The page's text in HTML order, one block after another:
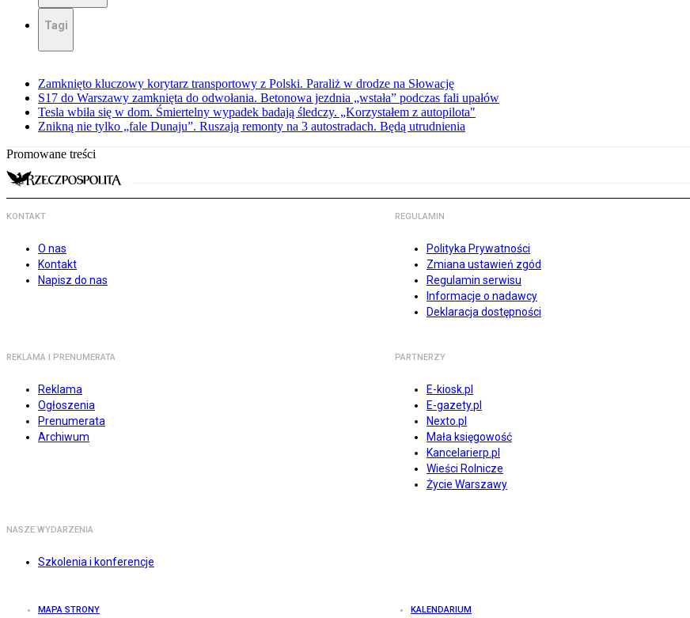
Tagi
Zamknięto kluczowy korytarz transportowy z Polski. Paraliż w drodze na Słowację
S17 do Warszawy zamknięta do odwołania. Betonowa jezdnia „wstała” podczas fali upałów
Tesla wbiła się w dom. Śmiertelny wypadek badają śledczy. „Korzystałem z autopilota"
Znikną nie tylko „fale Dunaju”. Ruszają remonty na 3 autostradach. Będą utrudnienia
Promowane treści
KONTAKT
O nas
Kontakt
Napisz do nas
REGULAMIN
Polityka Prywatności
Zmiana ustawień zgód
Regulamin serwisu
Informacje o nadawcy
Deklaracja dostępności
REKLAMA I PRENUMERATA
Reklama
Ogłoszenia
Prenumerata
Archiwum
PARTNERZY
E-kiosk.pl
E-gazety.pl
Nexto.pl
Mała księgowość
Kancelarierp.pl
Wieści Rolnicze
Życie Warszawy
NASZE WYDARZENIA
Szkolenia i konferencje
MAPA STRONY KALENDARIUM